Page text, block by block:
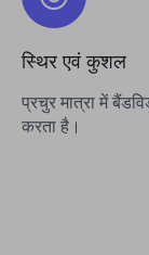
स्थिर एवं कुशल
प्रचुर मात्रा में
करता है।